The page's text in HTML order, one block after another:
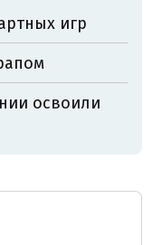
игр
освоили